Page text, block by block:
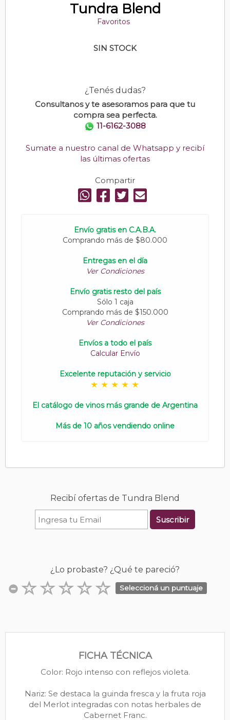
Tundra Blend
Favoritos
SIN STOCK
¿Tenés dudas?
Consultanos y te asesoramos para que tu
compra sea perfecta.
11-6162-3088
Sumate a nuestro canal de Whatsapp y recibí
las últimas ofertas
Compartir
Envío gratis en C.A.B.A.
Comprando más de $80.000
Entregas en el día
Ver Condiciones
Envío gratis resto del país
Sólo 1 caja
Comprando más de $150.000
Ver Condiciones
Envíos a todo el país
Calcular Envío
Excelente reputación y servicio
El catálogo de vinos más grande de Argentina
Más de 10 años vendiendo online
Recibí ofertas de Tundra Blend
Suscribir
¿Lo probaste? ¿Qué te pareció?
Seleccioná un puntuaje
FICHA TÉCNICA
Color: Rojo intenso con reflejos violeta.
Nariz: Se destaca la guinda fresca y la fruta roja
del Merlot integradas con notas herbales de
Cabernet Franc.